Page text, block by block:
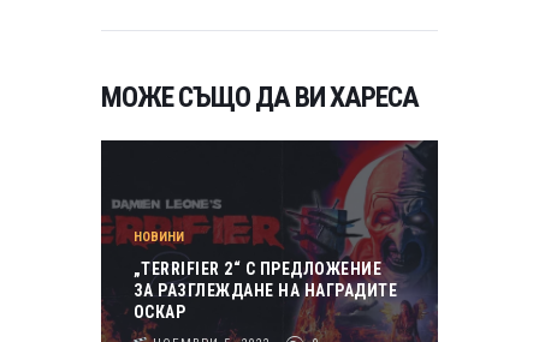
МОЖЕ СЪЩО ДА ВИ ХАРЕСА
НОВИНИ
„TERRIFIER 2“ С ПРЕДЛОЖЕНИЕ
ЗА РАЗГЛЕЖДАНЕ НА НАГРАДИТЕ
ОСКАР